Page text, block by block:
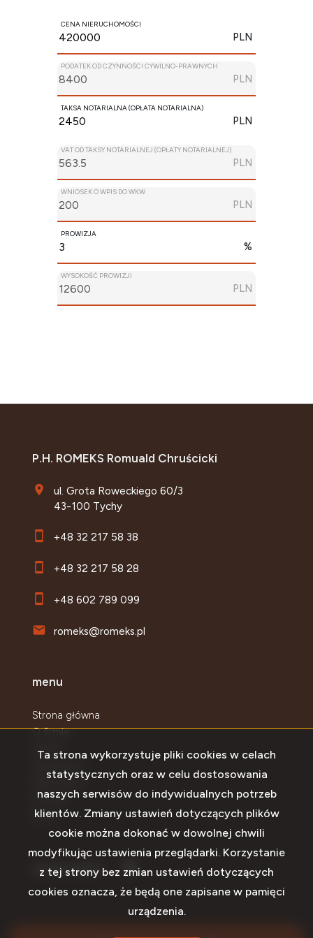
CENA NIERUCHOMOŚCI
PLN
PODATEK OD CZYNNOŚCI CYWILNO-PRAWNYCH
PLN
TAKSA NOTARIALNA (OPŁATA NOTARIALNA)
PLN
VAT OD TAKSY NOTARIALNEJ (OPŁATY NOTARIALNEJ)
PLN
WNIOSEK O WPIS DO WKW
PLN
PROWIZJA
%
WYSOKOŚĆ PROWIZJI
PLN
P.H. ROMEKS Romuald Chruścicki
ul. Grota Roweckiego 60/3
43-100 Tychy
+48 32 217 58 38
+48 32 217 58 28
+48 602 789 099
romeks@romeks.pl
menu
Strona główna
O firmie
Oferty
Najnowsze
Kontakt
Rodo
social media Facebook
Ta strona wykorzystuje pliki cookies w celach
statystycznych oraz w celu dostosowania
naszych serwisów do indywidualnych potrzeb
klientów. Zmiany ustawień dotyczących plików
cookie można dokonać w dowolnej chwili
modyfikując ustawienia przeglądarki. Korzystanie
z tej strony bez zmian ustawień dotyczących
cookies oznacza, że będą one zapisane w pamięci
urządzenia.